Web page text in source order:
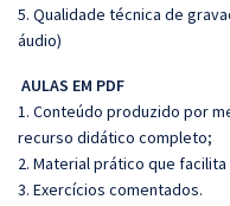
5. Qualidade técnica de
áudio)
AULAS EM PDF
1. Conteúdo produzido por
recurso didático completo;
2. Material prático que
3. Exercícios comentados.